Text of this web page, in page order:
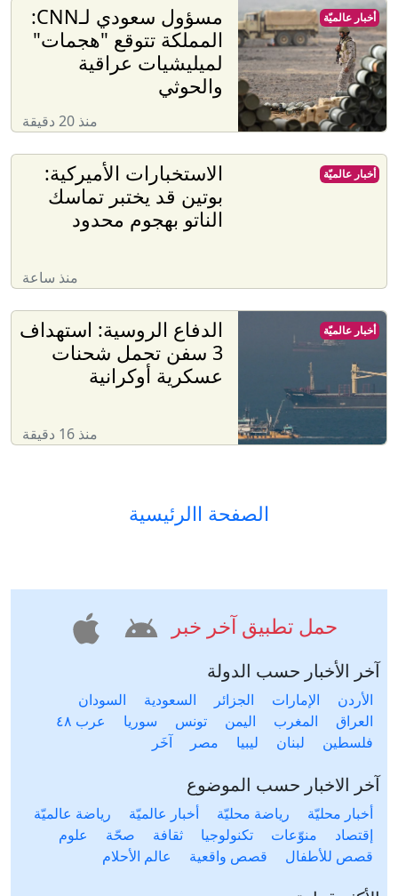
مسؤول سعودي لـCNN:
المملكة تتوقع "هجمات"
لميليشيات عراقية
والحوثي
منذ 20 دقيقة
أخبار عالميّة
الاستخبارات الأميركية:
بوتين قد يختبر تماسك
الناتو بهجوم محدود
منذ ساعة
أخبار عالميّة
الدفاع الروسية: استهداف
3 سفن تحمل شحنات
عسكرية أوكرانية
منذ 16 دقيقة
أخبار عالميّة
الصفحة االرئيسية
حمل تطبيق آخر خبر
آخر الأخبار حسب الدولة
الأردن الإمارات الجزائر السعودية
السودان
العراق
المغرب اليمن تونس سوريا
عرب ٤٨
فلسطين
لبنان ليبيا مصر آخَر
آخر الاخبار حسب الموضوع
أخبار محليّة رياضة محليّة أخبار عالميّة
رياضة عالميّة
إقتصاد
منوّعات تكنولوجيا ثقافة صحّة
علوم
قصص للأطفال
قصص واقعية عالم الأحلام